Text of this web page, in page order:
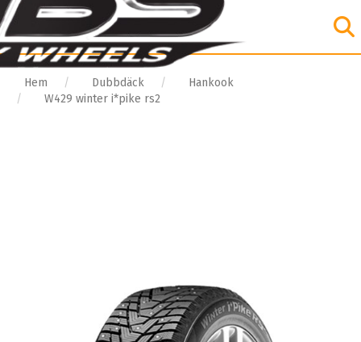
Hem Dubbdäck
Hankook
W429 winter i*pike rs2